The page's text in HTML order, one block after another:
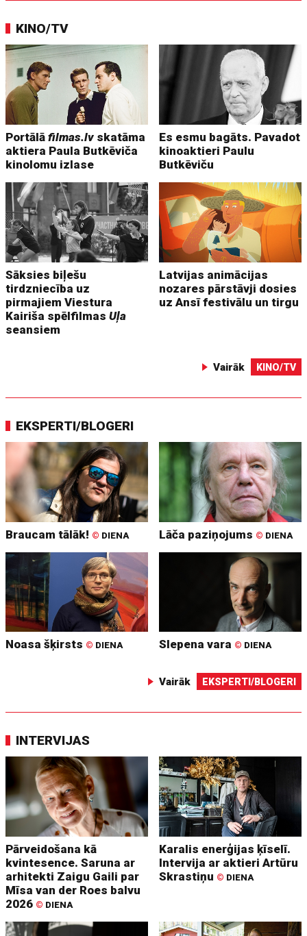
KINO/TV
Portālāfilmas.lv skatāma
aktiera Paula Butkēviča
kinolomu izlase
Es esmu bagāts. Pavadot
kinoaktieri Paulu
Butkēviču
Sāksies biļešu
tirdzniecība uz
pirmajiem Viestura
Kairiša spēlfilmasUļa
seansiem
Latvijas animācijas
nozares pārstāvji dosies
uz Ansī festivālu un tirgu
Vairāk KINO/TV
EKSPERTI/BLOGERI
Braucam tālāk! © DIENA Lāča paziņojums © DIENA
Noasa šķirsts © DIENA Slepena vara © DIENA
Vairāk EKSPERTI/BLOGERI
INTERVIJAS
Pārveidošana kā
kvintesence. Saruna ar
arhitekti Zaigu Gaili par
Mīsa van der Roes balvu
2026 © DIENA
Karalis enerģijas ķīselī.
Intervija ar aktieri Artūru
Skrastiņu © DIENA